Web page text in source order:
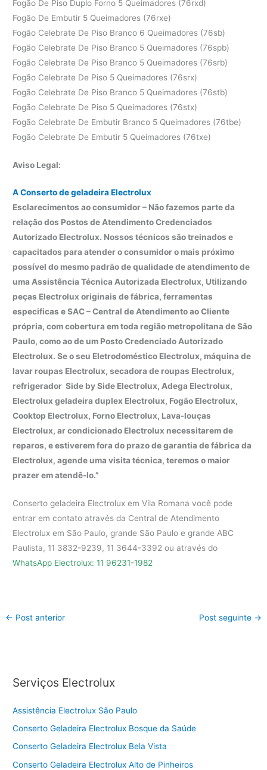
Fogão De Piso Duplo Forno 5 Queimadores (76rxd)
Fogão De Embutir 5 Queimadores (76rxe)
Fogão Celebrate De Piso Branco 6 Queimadores (76sb)
Fogão Celebrate De Piso Branco 5 Queimadores (76spb)
Fogão Celebrate De Piso Branco 5 Queimadores (76srb)
Fogão Celebrate De Piso 5 Queimadores (76srx)
Fogão Celebrate De Piso Branco 5 Queimadores (76stb)
Fogão Celebrate De Piso 5 Queimadores (76stx)
Fogão Celebrate De Embutir Branco 5 Queimadores (76tbe)
Fogão Celebrate De Embutir 5 Queimadores (76txe)
Aviso Legal:
A Conserto de geladeira Electrolux
Esclarecimentos ao consumidor – Não fazemos parte da
relação dos Postos de Atendimento Credenciados
Autorizado Electrolux. Nossos técnicos são treinados e
capacitados para atender o consumidor o mais próximo
possível do mesmo padrão de qualidade de atendimento de
uma Assistência Técnica Autorizada Electrolux, Utilizando
peças Electrolux originais de fábrica, ferramentas
especificas e SAC – Central de Atendimento ao Cliente
própria, com cobertura em toda região metropolitana de São
Paulo, como ao de um Posto Credenciado Autorizado
Electrolux. Se o seu Eletrodoméstico Electrolux, máquina de
lavar roupas Electrolux, secadora de roupas Electrolux,
refrigerador Side by Side Electrolux, Adega Electrolux,
Electrolux geladeira duplex Electrolux, Fogão Electrolux,
Cooktop Electrolux, Forno Electrolux, Lava-louças
Electrolux, ar condicionado Electrolux necessitarem de
reparos, e estiverem fora do prazo de garantia de fábrica da
Electrolux, agende uma visita técnica, teremos o maior
prazer em atendê-lo.”
Conserto geladeira Electrolux em Vila Romana você pode
entrar em contato através da Central de Atendimento
Electrolux em São Paulo, grande São Paulo e grande ABC
Paulista, 11 3832-9239, 11 3644-3392 ou através do
WhatsApp Electrolux: 11 96231-1982
← Post anterior Post seguinte →
Serviços Electrolux
Assistência Electrolux São Paulo
Conserto Geladeira Electrolux Bosque da Saúde
Conserto Geladeira Electrolux Bela Vista
Conserto Geladeira Electrolux Alto de Pinheiros